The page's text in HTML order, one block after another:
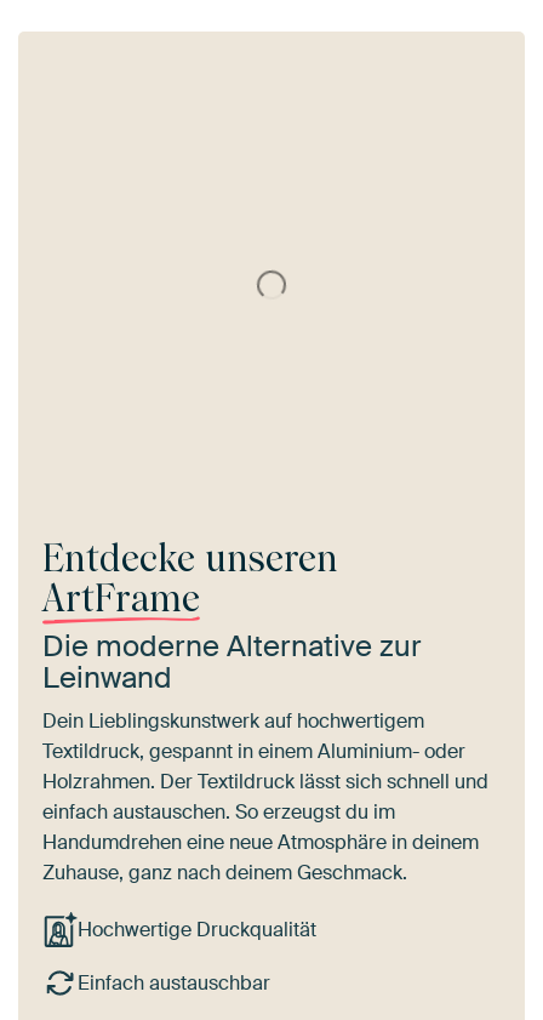
Entdecke unseren
ArtFrame
Die moderne Alternative zur
Leinwand
Dein Lieblingskunstwerk auf hochwertigem
Textildruck, gespannt in einem Aluminium- oder
Holzrahmen. Der Textildruck lässt sich schnell und
einfach austauschen. So erzeugst du im
Handumdrehen eine neue Atmosphäre in deinem
Zuhause, ganz nach deinem Geschmack.
Hochwertige Druckqualität
Einfach austauschbar